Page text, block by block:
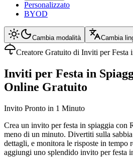
Personalizzato
BYOD
Cambia modalità Cambia
Creatore Gratuito di Inviti per Festa
Inviti per Festa in
Online Gratuito
Invito Pronto in 1 Minuto
Crea un invito per festa in spiaggia con
meno di un minuto. Divertiti sulla
dettagli, e monitora le risposte in tempo
aggiungi uno splendido invito per festa